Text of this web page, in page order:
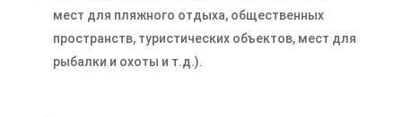
мест для пляжного отдыха, общественных
пространств, туристических объектов, мест для
рыбалки и охоты и т.д.).